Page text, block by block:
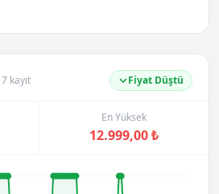
kayıt Fiyat Düştü
En Yüksek
12.999,00 ₺